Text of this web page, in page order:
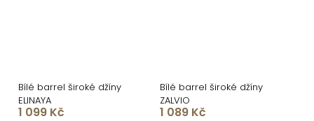
Bílé barrel široké džíny
ELINAYA
1 099 Kč
Bílé barrel široké džíny
ZALVIO
1 089 Kč